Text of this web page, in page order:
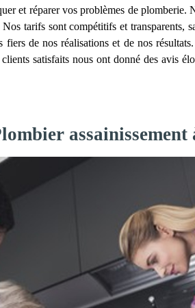
et réparer vos problèmes de
tarifs sont compétitifs et transparents,
fiers de nos réalisations et de nos
satisfaits nous ont donné des avis
assainissement